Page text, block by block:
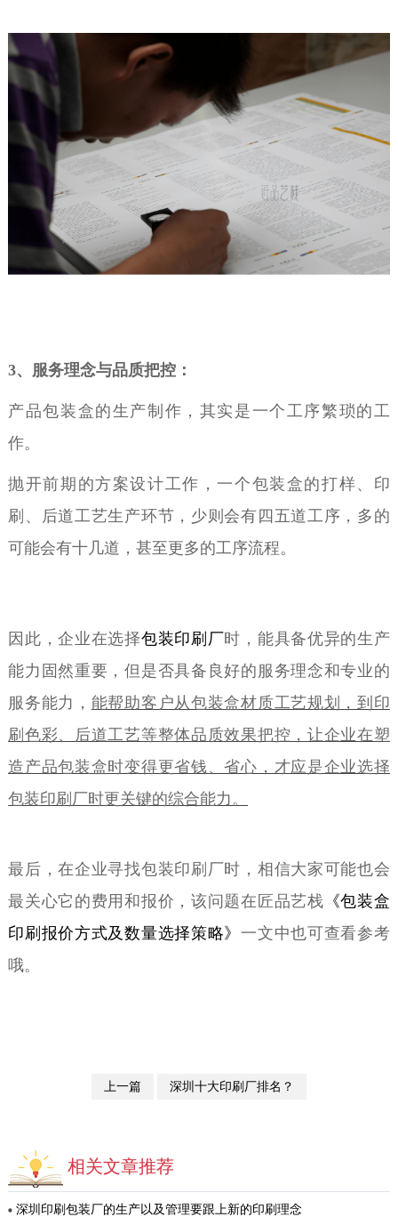
3、服务理念与品质把控：
产品包装盒的生产制作，其实是一个工序繁琐的工
作。
抛开前期的方案设计工作，一个包装盒的打样、印
刷、后道工艺生产环节，少则会有四五道工序，多的
可能会有十几道，甚至更多的工序流程。
因此，企业在选择包装印刷厂时，能具备优异的生产
能力固然重要，但是否具备良好的服务理念和专业的
服务能力， 能帮助客户从包装盒材质工艺规划，到印
刷色彩、后道工艺等整体品质效果把控，让企业在塑
造产品包装盒时变得更省钱、省心，才应是企业选择
包装印刷厂时更关键的综合能力。
最后，在企业寻找包装印刷厂时，相信大家可能也会
最关心它的费用和报价，该问题在匠品艺栈 《包装盒
印刷报价方式及数量选择策略》 一文中也可查看参考
哦。
上一篇 深圳十大印刷厂排名？
相关文章推荐
深圳印刷包装厂的生产以及管理要跟上新的印刷理念